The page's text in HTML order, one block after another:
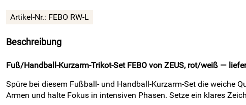
Artikel-Nr.: FEBO RW-L
Beschreibung
Fuß/Handball-Kurzarm-Trikot-Set FEBO von ZEUS, rot/weiß —
Spüre bei diesem Fußball- und Handball-Kurzarm-Set die weiche
Armen und halte Fokus in intensiven Phasen. Setze ein klares